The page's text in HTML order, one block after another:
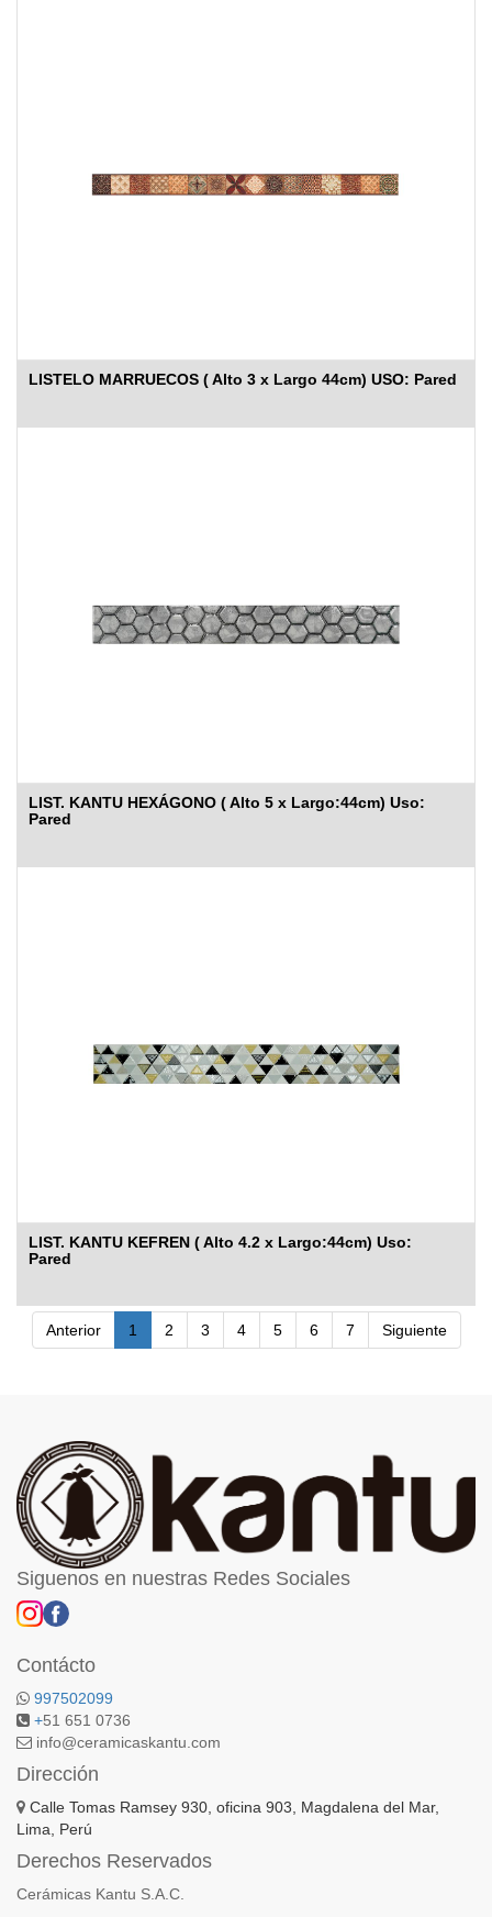
LISTELO MARRUECOS ( Alto 3 x Largo 44cm) USO: Pared
LIST. KANTU HEXÁGONO ( Alto 5 x Largo:44cm) Uso:
Pared
LIST. KANTU KEFREN ( Alto 4.2 x Largo:44cm) Uso:
Pared
Anterior 1 2 3 4 5 6 7 Siguiente
Siguenos en nuestras Redes Sociales
Contácto
997502099
+51 651 0736
info@ceramicaskantu.com
Dirección
Calle Tomas Ramsey 930, oficina 903, Magdalena del Mar,
Lima, Perú
Derechos Reservados
Cerámicas Kantu S.A.C.